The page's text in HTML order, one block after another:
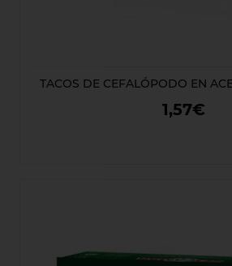
TACOS DE CEFALÓPODO EN
1,57€